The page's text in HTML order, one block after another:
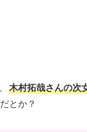
木村拓哉さんの次
とか？